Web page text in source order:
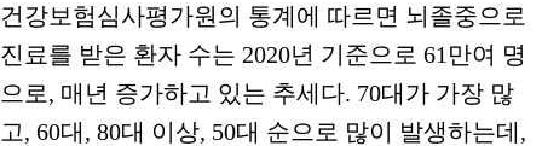
건강보험심사평가원의 통계에 따르면 뇌졸중으로
진료를 받은 환자 수는 2020년 기준으로 61만여 명
으로, 매년 증가하고 있는 추세다. 70대가 가장 많
고, 60대, 80대 이상, 50대 순으로 많이 발생하는데,